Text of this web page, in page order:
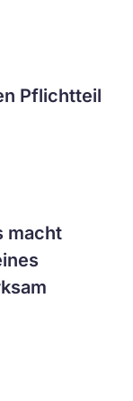
Pflichtteil
macht